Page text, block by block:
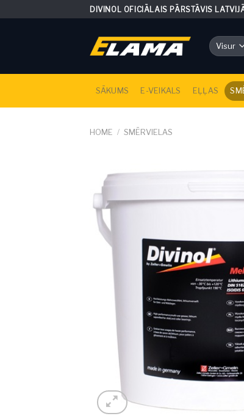
to
DIVINOL OFICIĀLAIS PĀRSTĀVIS
SĀKUMS E-VEIKALS EĻĻAS
HOME / SMĒRVIELAS